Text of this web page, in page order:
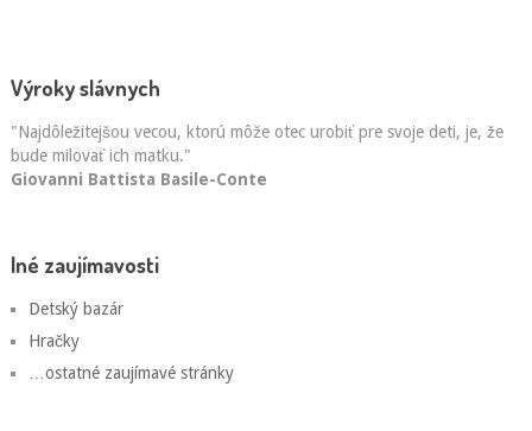
Výroky slávnych
"Najdôležitejšou vecou, ktorú môže otec urobiť pre svoje deti, je, že
bude milovať ich matku."
Giovanni Battista Basile-Conte
Iné zaujímavosti
Detský bazár
Hračky
…ostatné zaujímavé stránky